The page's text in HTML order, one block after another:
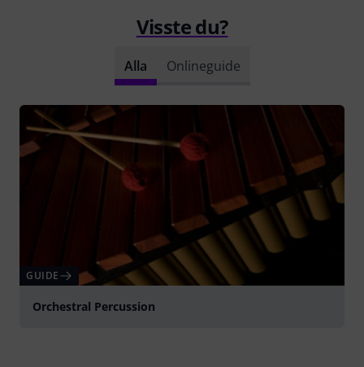
Visste du?
Alla Onlineguide
GUIDE
Orchestral Percussion